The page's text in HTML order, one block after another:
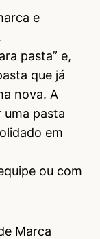
e
pasta” e,
que já
nova. A
uma pasta
em
ou com
Marca